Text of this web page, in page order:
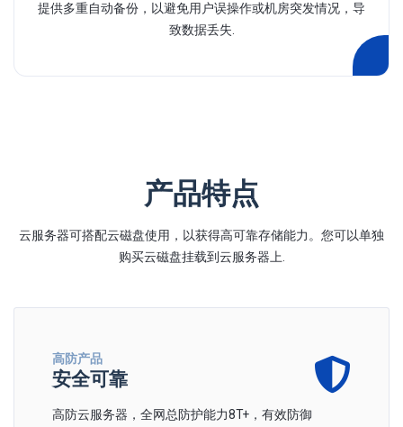
提供多重自动备份，以避免用户误操作或机房突发情况，导
致数据丢失.
产品特点
云服务器可搭配云磁盘使用，以获得高可靠存储能力。您可以单独
购买云磁盘挂载到云服务器上.
高防产品
安全可靠
高防云服务器，全网总防护能力8T+，有效防御